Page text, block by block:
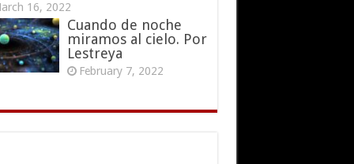
16, 2022
Cuando de noche
miramos al cielo. Por
Lestreya
February 7, 2022